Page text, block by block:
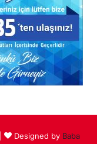
Designed by Baba